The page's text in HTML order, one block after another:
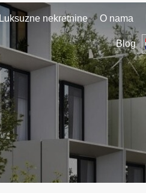
Luksuzne nekretnine O nama
Blog